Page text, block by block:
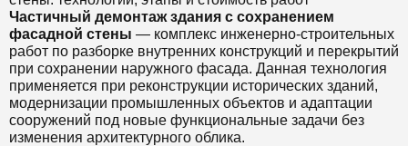
Частичный демонтаж здания с сохранением
фасадной стены — комплекс инженерно-строительных
работ по разборке внутренних конструкций и перекрытий
при сохранении наружного фасада. Данная технология
применяется при реконструкции исторических зданий,
модернизации промышленных объектов и адаптации
сооружений под новые функциональные задачи без
изменения архитектурного облика.